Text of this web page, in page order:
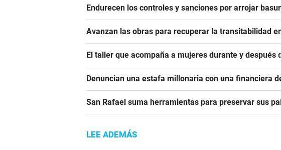
Endurecen los controles y sanciones por arrojar
Avanzan las obras para recuperar la transitabilidad
El taller que acompaña a mujeres durante y
Denuncian una estafa millonaria con una financiera
San Rafael suma herramientas para preservar sus
LEE ADEMÁS